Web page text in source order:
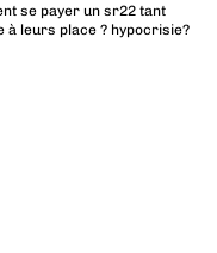
se payer un sr22 tant
à leurs place ? hypocrisie?